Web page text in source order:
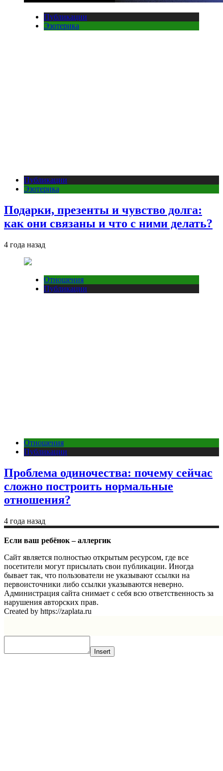
Публикации
Эзотерика
Публикации
Эзотерика
Подарки, презенты и чувство долга:
как они связаны и что с ними делать?
4 года назад
Отношения
Публикации
Отношения
Публикации
Проблема одиночества: почему сейчас
сложно построить нормальные
отношения?
4 года назад
Если ваш ребёнок – аллергик
Сайт является полностью открытым ресурсом, где все
посетители могут присылать свои публикации. Иногда
бывает так, что пользователи не указывают ссылки на
первоисточники либо ссылки указываются неверно.
Администрация сайта снимает с себя всю ответственность за
нарушения авторских прав.
Created by https://zaplata.ru
Insert